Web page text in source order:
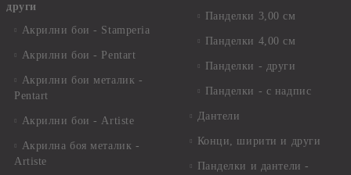
други
Акрилни бои - Stamperia
Акрилни бои - Pentart
Акрилни бои металик -
Pentart
Акрилни бои - Artiste
Акрилна боя металик -
Artiste
Панделки 3,00 см
Панделки 4,00 см
Панделки - други
Панделки - с надпис
Дантели
Конци, ширити и други
Панделки и дантели -